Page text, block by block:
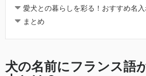
愛犬との暮らしを彩る！おすすめ名
まとめ
犬の名前にフランス語